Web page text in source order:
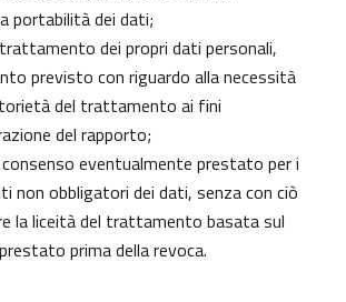
portabilità dei dati;
dei propri dati personali,
previsto con riguardo alla necessità
del trattamento ai fini
del rapporto;
eventualmente prestato per i
non obbligatori dei dati, senza con ciò
la liceità del trattamento basata sul
prima della revoca.